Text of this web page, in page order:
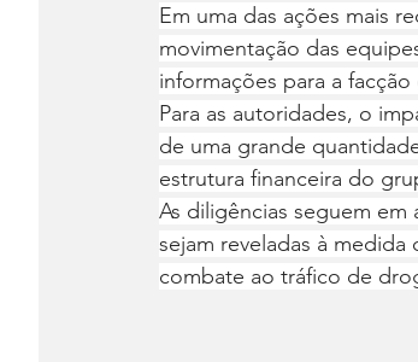
Em uma das ações mais
movimentação das
informações para a
Para as autoridades, o
de uma grande
estrutura financeira do
As diligências seguem
sejam reveladas à
combate ao tráfico de